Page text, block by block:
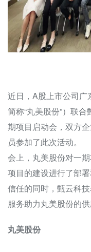
近日，A股上市公司
简称“丸美股份”）联
期项目启动会，双方
员参加了此次活动。
会上，丸美股份对一
项目的建设进行了部
信任的同时，甄云科
服务助力丸美股份的
丸美股份